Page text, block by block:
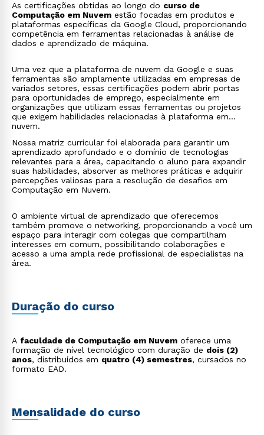
As certificações obtidas ao longo do curso de
Computação em Nuvem estão focadas em produtos e
plataformas específicas da Google Cloud, proporcionando
competência em ferramentas relacionadas à análise de
dados e aprendizado de máquina.
Uma vez que a plataforma de nuvem da Google e suas
ferramentas são amplamente utilizadas em empresas de
variados setores, essas certificações podem abrir portas
para oportunidades de emprego, especialmente em
organizações que utilizam essas ferramentas ou projetos
que exigem habilidades relacionadas à plataforma em
nuvem.
Nossa matriz curricular foi elaborada para garantir um
aprendizado aprofundado e o domínio de tecnologias
relevantes para a área, capacitando o aluno para expandir
suas habilidades, absorver as melhores práticas e adquirir
percepções valiosas para a resolução de desafios em
Computação em Nuvem.
O ambiente virtual de aprendizado que oferecemos
também promove o networking, proporcionando a você um
espaço para interagir com colegas que compartilham
interesses em comum, possibilitando colaborações e
acesso a uma ampla rede profissional de especialistas na
área.
Duração do curso
A faculdade de Computação em Nuvem oferece uma
formação de nível tecnológico com duração de dois (2)
anos, distribuídos em quatro (4) semestres, cursados no
formato EAD.
Mensalidade do curso
ou